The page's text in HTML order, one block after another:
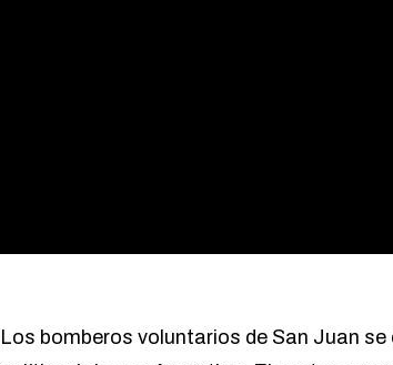
Los bomberos voluntarios de San Juan